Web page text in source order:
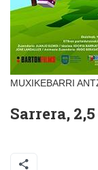
MUXIKEBARRI
Sarrera,